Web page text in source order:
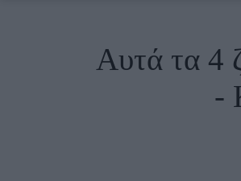
Woman Power
Αυτά τα 4
-